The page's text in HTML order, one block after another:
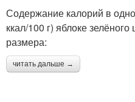
Содержание калорий в
ккал/100 г) яблоке зелёного
размера:
читать дальше →